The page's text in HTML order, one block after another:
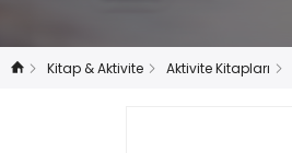
Kitap & Aktivite Aktivite Kitapları